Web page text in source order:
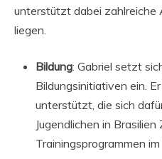
unterstützt dabei zahlreiche
liegen.
Bildung: Gabriel setzt
Bildungsinitiativen ein.
unterstützt, die sich
Jugendlichen in
Trainingsprogrammen